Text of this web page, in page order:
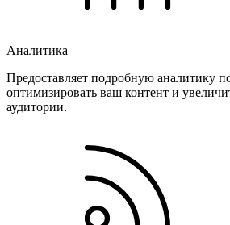
Аналитика
Предоставляет подробную аналитику
оптимизировать ваш контент и
аудитории.